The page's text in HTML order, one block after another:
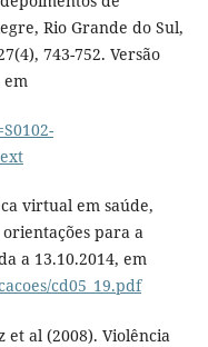
Rio Grande do Sul,
743-752. Versão
em
virtual em saúde,
para a
a 13.10.2014, em
cd05_19.pdf
et al (2008). Violência